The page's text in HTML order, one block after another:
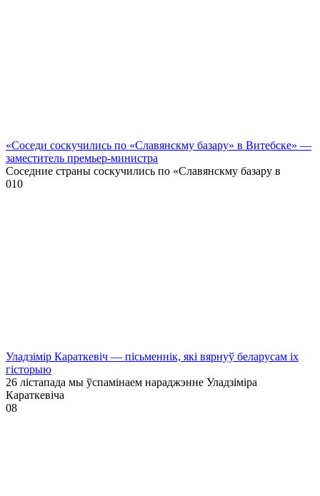
«Соседи соскучились по «Славянскму базару» в Витебске» —
заместитель премьер-министра
Соседние страны соскучились по «Славянскму базару в
010
Уладзімір Караткевіч — пісьменнік, які вярнуў беларусам іх
гісторыю
26 лістапада мы ўспамінаем нараджэнне Уладзіміра
Караткевіча
08